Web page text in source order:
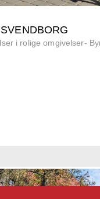
i rolige omgivelser-